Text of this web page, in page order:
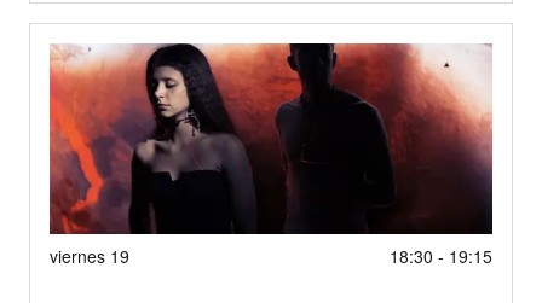
viernes 19 18:30 - 19:15